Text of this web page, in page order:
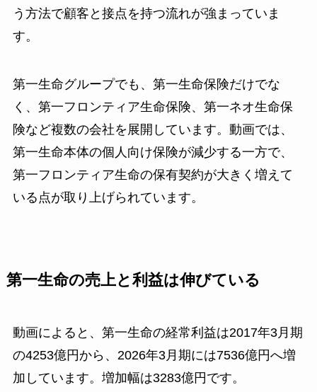
う方法で顧客と接点を持つ流れが強まっていま
す。
第一生命グループでも、第一生命保険だけでな
く、第一フロンティア生命保険、第一ネオ生命保
険など複数の会社を展開しています。動画では、
第一生命本体の個人向け保険が減少する一方で、
第一フロンティア生命の保有契約が大きく増えて
いる点が取り上げられています。
第一生命の売上と利益は伸びている
動画によると、第一生命の経常利益は2017年3月期
の4253億円から、2026年3月期には7536億円へ増
加しています。増加幅は3283億円です。